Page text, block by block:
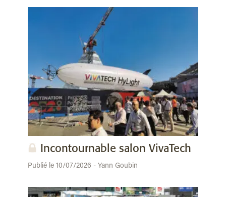
Incontournable salon VivaTech
Publié le 10/07/2026 - Yann Goubin